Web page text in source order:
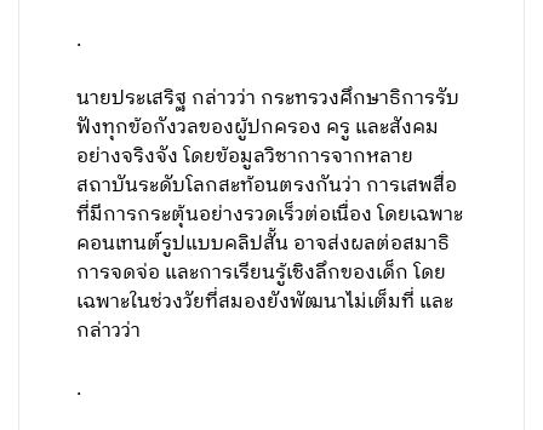
.
นายประเสริฐ กล่าวว่า กระทรวงศึกษาธิการรับ
ฟังทุกข้อกังวลของผู้ปกครอง ครู และสังคม
อย่างจริงจัง โดยข้อมูลวิชาการจากหลาย
สถาบันระดับโลกสะท้อนตรงกันว่า การเสพสื่อ
ที่มีการกระตุ้นอย่างรวดเร็วต่อเนื่อง โดยเฉพาะ
คอนเทนต์รูปแบบคลิปสั้น อาจส่งผลต่อสมาธิ
การจดจ่อ และการเรียนรู้เชิงลึกของเด็ก โดย
เฉพาะในช่วงวัยที่สมองยังพัฒนาไม่เต็มที่ และ
กล่าวว่า
.